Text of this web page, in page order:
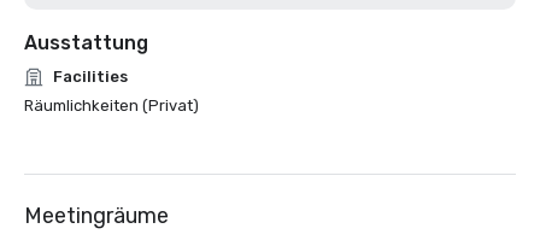
Ausstattung
Facilities
Räumlichkeiten (Privat)
Meetingräume